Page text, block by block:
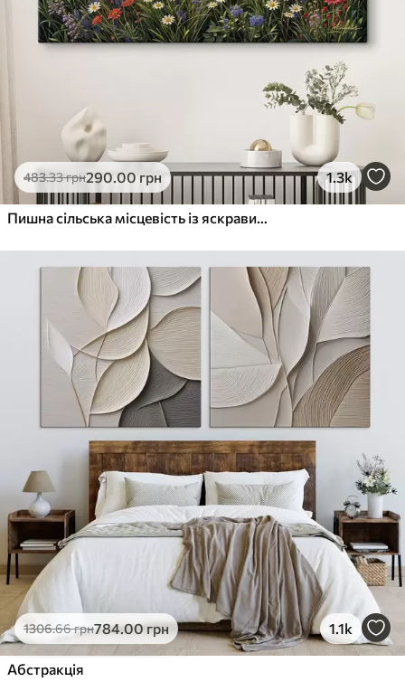
483.33грн290.00 грн 1.3k
Пишна сільська місцевість із яскравим лугом диких квітів, наповненим різнокольоровими квітами під хмарним небом
1306.66грн784.00грн 1.1k
Абстракція